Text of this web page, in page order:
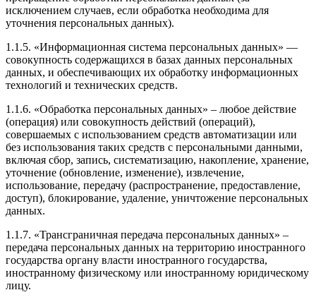
исключением случаев, если обработка необходима для
уточнения персональных данных).
1.1.5. «Информационная система персональных данных» —
совокупность содержащихся в базах данных персональных
данных, и обеспечивающих их обработку информационных
технологий и технических средств.
1.1.6. «Обработка персональных данных» – любое действие
(операция) или совокупность действий (операций),
совершаемых с использованием средств автоматизации или
без использования таких средств с персональными данными,
включая сбор, запись, систематизацию, накопление, хранение,
уточнение (обновление, изменение), извлечение,
использование, передачу (распространение, предоставление,
доступ), блокирование, удаление, уничтожение персональных
данных.
1.1.7. «Трансграничная передача персональных данных» –
передача персональных данных на территорию иностранного
государства органу власти иностранного государства,
иностранному физическому или иностранному юридическому
лицу.